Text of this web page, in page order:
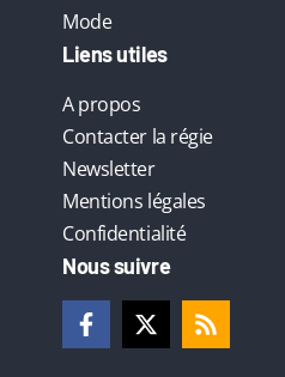
Mode
Liens utiles
A propos
Contacter la régie
Newsletter
Mentions légales
Confidentialité
Nous suivre